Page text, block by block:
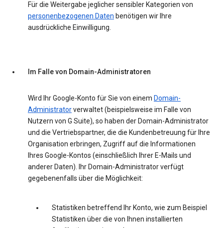
Für die Weitergabe jeglicher sensibler Kategorien von
personenbezogenen Daten benötigen wir Ihre
ausdrückliche Einwilligung.
Im Falle von Domain-Administratoren
Wird Ihr Google-Konto für Sie von einem Domain-
Administratorverwaltet (beispielsweise im Falle von
Nutzern von G Suite), so haben der Domain-Administrator
und die Vertriebspartner, die die Kundenbetreuung für Ihre
Organisation erbringen, Zugriff auf die Informationen
Ihres Google-Kontos (einschließlich Ihrer E-Mails und
anderer Daten). Ihr Domain-Administrator verfügt
gegebenenfalls über die Möglichkeit:
Statistiken betreffend Ihr Konto, wie zum Beispiel
Statistiken über die von Ihnen installierten